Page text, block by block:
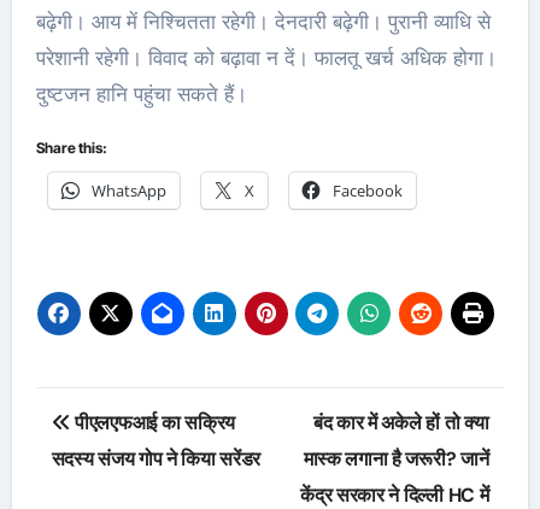
बढ़ेगी। आय में निश्चितता रहेगी। देनदारी बढ़ेगी। पुरानी व्याधि से
परेशानी रहेगी। विवाद को बढ़ावा न दें। फालतू खर्च अधिक होगा।
दुष्टजन हानि पहुंचा सकते हैं।
Share this:
WhatsApp X Facebook
Post
navigation
पीएलएफआई का सक्रिय
सदस्य संजय गोप ने किया सरेंडर
बंद कार में अकेले हों तो क्या
मास्क लगाना है जरूरी? जानें
केंद्र सरकार ने दिल्ली HC में